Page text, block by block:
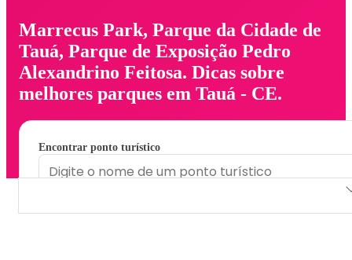
Marrecus Park, Parque da Cidade de
Tauá, Parque de Exposição Pedro
Alexandrino Feitosa. Dicas sobre
melhores parques em Tauá - CE.
Encontrar ponto turístico